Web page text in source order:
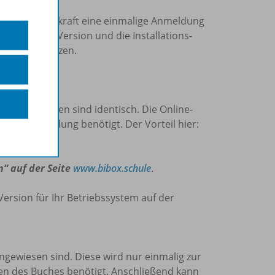
pro Lehrkraft eine einmalige Anmeldung
die Online-Version und die Installations-
iOS) nutzen.
Materialien sind identisch. Die Online-
Verbindung benötigt. Der Vorteil hier:
ist.
auf der Seite www.bibox.schule.
für Ihr Betriebssystem auf der
sind. Diese wird nur einmalig zur
des Buches benötigt. Anschließend kann